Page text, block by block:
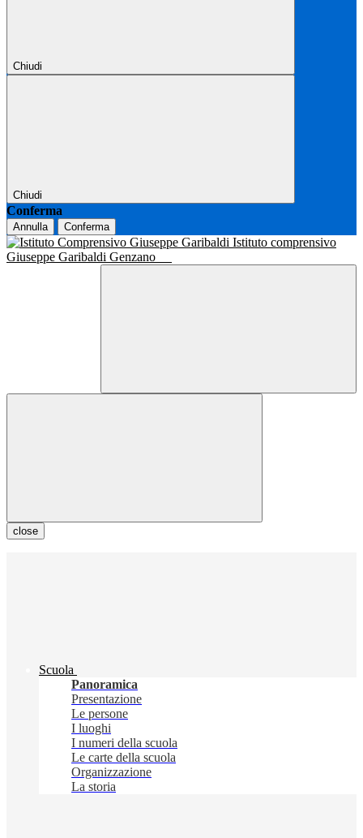
Chiudi
Chiudi
Conferma
Annulla Conferma
Istituto comprensivo
Giuseppe Garibaldi Genzano
close
Scuola
Panoramica
Presentazione
Le persone
I luoghi
I numeri della scuola
Le carte della scuola
Organizzazione
La storia